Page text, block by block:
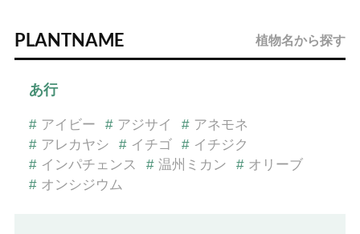
PLANTNAME 植物名から探す
あ行
# アイビー # アジサイ # アネモネ
# アレカヤシ # イチゴ # イチジク
# インパチェンス # 温州ミカン # オリーブ
# オンシジウム